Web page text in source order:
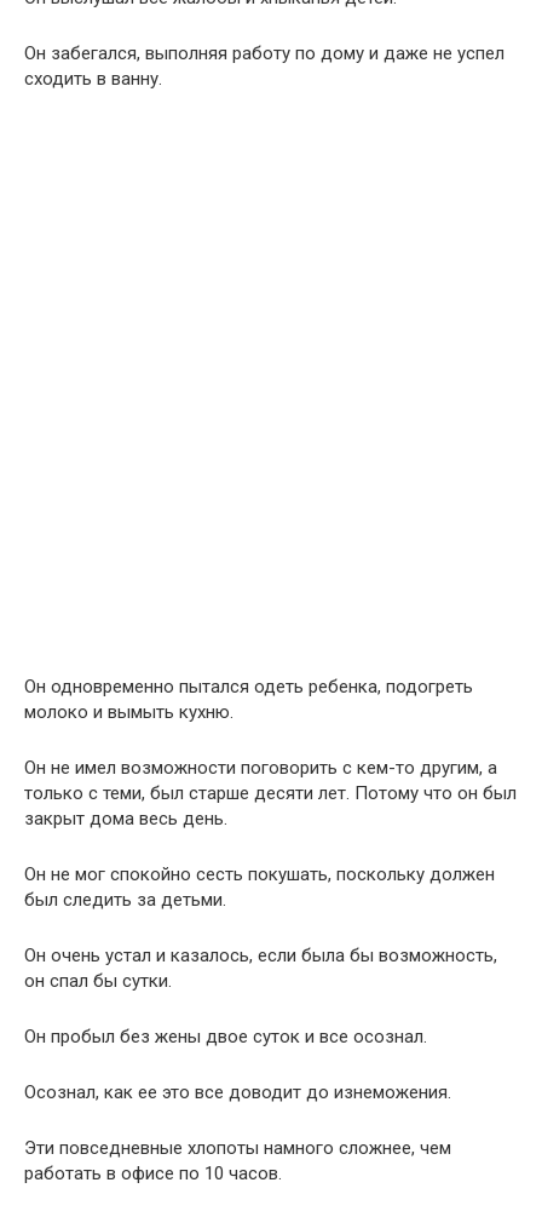
Он забегался, выполняя работу по дому и даже не успел
сходить в ванну.
Он одновременно пытался одеть ребенка, подогреть
молоко и вымыть кухню.
Он не имел возможности поговорить с кем-то другим, а
только с теми, был старше десяти лет. Потому что он был
закрыт дома весь день.
Он не мог спокойно сесть покушать, поскольку должен
был следить за детьми.
Он очень устал и казалось, если была бы возможность,
он спал бы сутки.
Он пробыл без жены двое суток и все осознал.
Осознал, как ее это все доводит до изнеможения.
Эти повседневные хлопоты намного сложнее, чем
работать в офисе по 10 часов.